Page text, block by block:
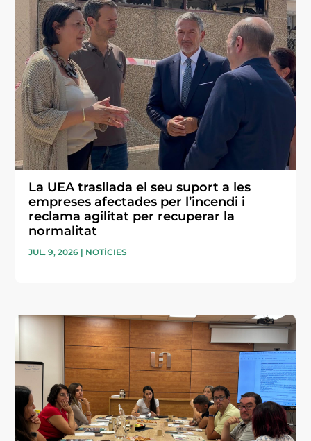
La UEA trasllada el seu suport a les
empreses afectades per l’incendi i
reclama agilitat per recuperar la
normalitat
JUL. 9, 2026 | NOTÍCIES